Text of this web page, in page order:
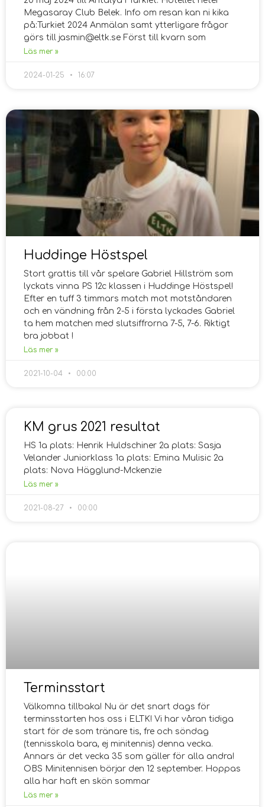
Megasaray Club Belek. Info om resan kan ni kika
på:Turkiet 2024 Anmälan samt ytterligare frågor
görs till jasmin@eltk.se Först till kvarn som
Läs mer »
2024-01-25 16:07
Huddinge Höstspel
Stort grattis till vår spelare Gabriel Hillström som
lyckats vinna PS 12c klassen i Huddinge Höstspel!
Efter en tuff 3 timmars match mot motståndaren
och en vändning från 2-5 i första lyckades Gabriel
ta hem matchen med slutsiffrorna 7-5, 7-6. Riktigt
bra jobbat !
Läs mer »
2021-10-04 00:00
KM grus 2021 resultat
HS 1a plats: Henrik Huldschiner 2a plats: Sasja
Velander Juniorklass 1a plats: Emina Mulisic 2a
plats: Nova Hägglund-Mckenzie
Läs mer »
2021-08-27 00:00
Terminsstart
Välkomna tillbaka! Nu är det snart dags för
terminsstarten hos oss i ELTK! Vi har våran tidiga
start för de som tränare tis, fre och söndag
(tennisskola bara, ej minitennis) denna vecka.
Annars är det vecka 35 som gäller för alla andra!
OBS Minitennisen börjar den 12 september. Hoppas
alla har haft en skön sommar
Läs mer »